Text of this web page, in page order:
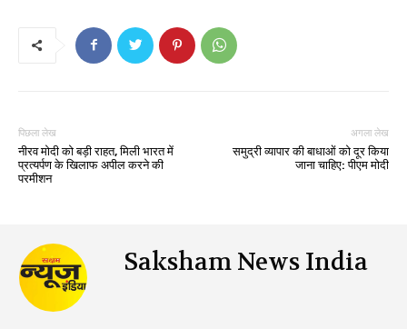
पिछला लेख
नीरव मोदी को बड़ी राहत, मिली भारत में
प्रत्यर्पण के खिलाफ अपील करने की
परमीशन
अगला लेख
समुद्री व्यापार की बाधाओं को दूर किया
जाना चाहिए: पीएम मोदी
Saksham News India